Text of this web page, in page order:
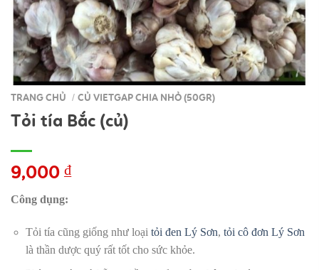
TRANG CHỦ / CỦ VIETGAP CHIA NHỎ (50GR)
Tỏi tía Bắc (củ)
9,000 ₫
Công dụng:
Tỏi tía cũng giống như loại tỏi đen Lý Sơn, tỏi cô đơn Lý Sơn
là thần dược quý rất tốt cho sức khỏe.